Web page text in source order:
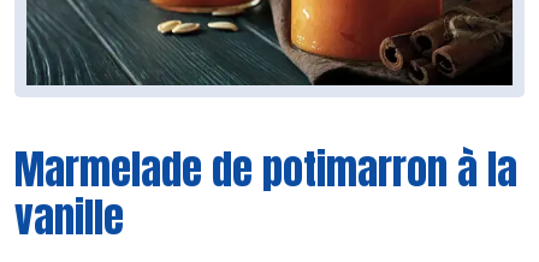
Marmelade de potimarron à la
vanille